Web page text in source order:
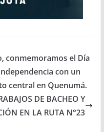
conmemoramos el Día
con un
central en Quenumá.
DE BACHEO Y
EN LA RUTA N°23